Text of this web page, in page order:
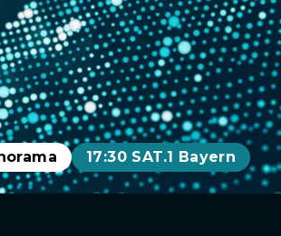
17:30 SAT.1 Bayern